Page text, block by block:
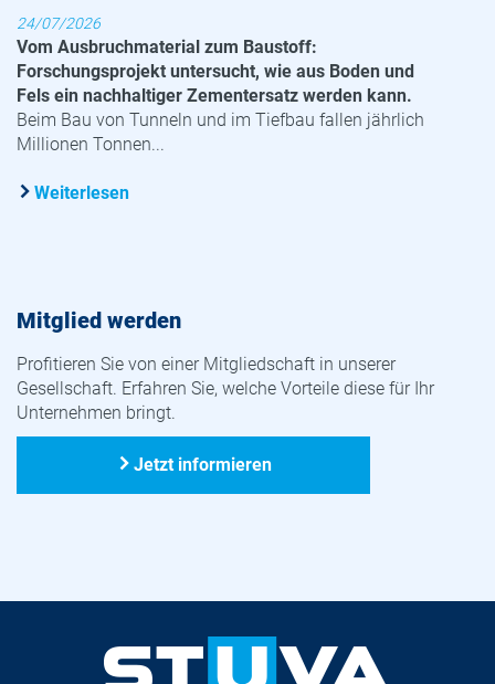
24/07/2026
Vom Ausbruchmaterial zum Baustoff:
Forschungsprojekt untersucht, wie aus Boden und
Fels ein nachhaltiger Zementersatz werden kann.
Beim Bau von Tunneln und im Tiefbau fallen jährlich
Millionen Tonnen...
Weiterlesen
Mitglied werden
Profitieren Sie von einer Mitgliedschaft in unserer
Gesellschaft. Erfahren Sie, welche Vorteile diese für Ihr
Unternehmen bringt.
Jetzt informieren